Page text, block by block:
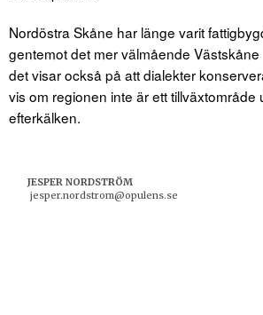
Nordöstra Skåne har länge varit
gentemot det mer välmående
det visar också på att dialekter
vis om regionen inte är ett tillväxtområde
efterkälken.
JESPER NORDSTRÖM
jesper.nordstrom@opulens.se